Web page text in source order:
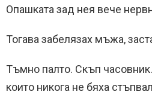
Опашката зад нея вече
Тогава забелязах мъжа,
Тъмно палто. Скъп
които никога не бяха